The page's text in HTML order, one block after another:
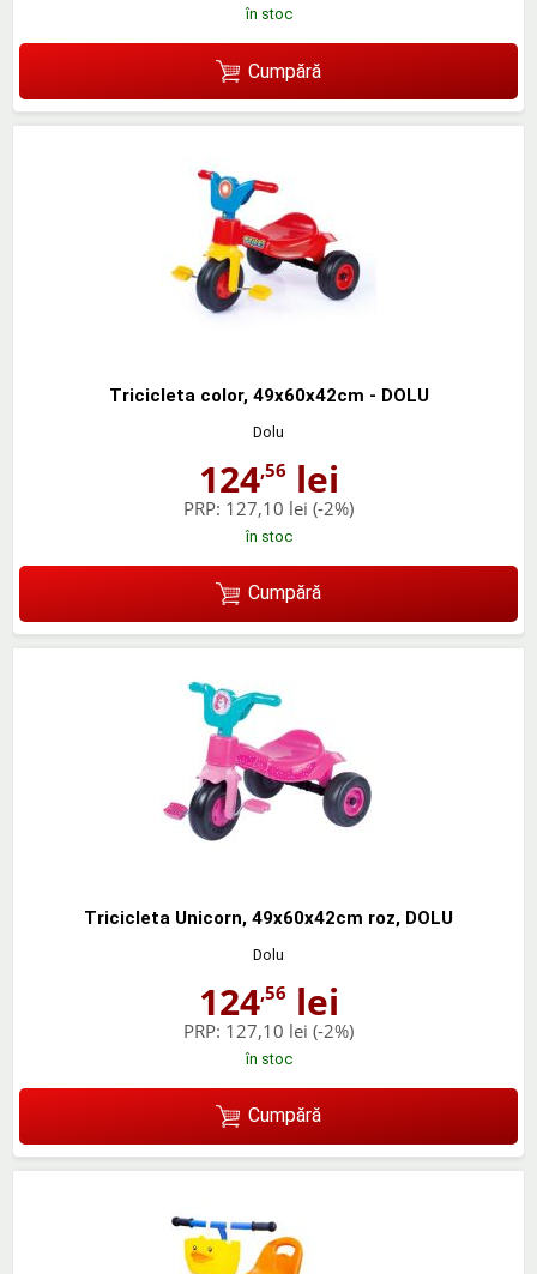
în stoc
Cumpără
Tricicleta color, 49x60x42cm - DOLU
Dolu
124,56 lei
PRP: 127,10 lei (-2%)
în stoc
Cumpără
Tricicleta Unicorn, 49x60x42cm roz, DOLU
Dolu
124,56 lei
PRP: 127,10 lei (-2%)
în stoc
Cumpără